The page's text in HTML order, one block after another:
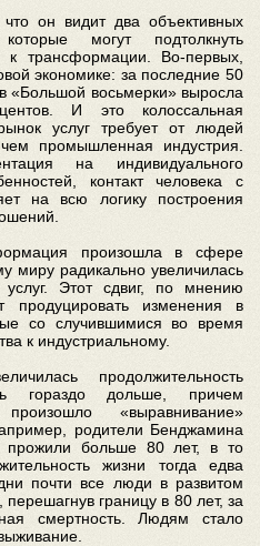
он видит два объективных
могут подтолкнуть
к трансформации. Во-первых,
экономике: за последние 50
«Большой восьмерки» выросла
И это колоссальная
услуг требует от людей
промышленная индустрия.
на индивидуального
контакт человека с
на всю логику построения
произошла в сфере
миру радикально увеличилась
Этот сдвиг, по мнению
продуцировать изменения в
со случившимися во время
к индустриальному.
продолжительность
гораздо дольше, причем
«выравнивание»
родители Бенджамина
больше 80 лет, в то
жизни тогда едва
почти все люди в развитом
границу в 80 лет, за
смертность. Людям стало